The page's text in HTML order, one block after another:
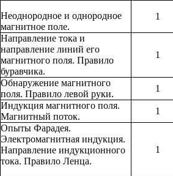
Неоднородное и однородное
магнитное поле.
1
Направление тока и
направление линий его
магнитного поля. Правило
буравчика.
1
Обнаружение магнитного
поля. Правило левой руки.
1
Индукция магнитного поля.
Магнитный поток.
1
Опыты Фарадея.
Электромагнитная индукция.
Направление индукционного
тока. Правило Ленца.
1